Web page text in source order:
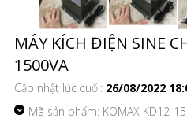
MÁY KÍCH ĐIỆN SINE
1500VA
Cập nhật lúc cuối: 26/08/2022
Mã sản phẩm: KOMAX KD12-